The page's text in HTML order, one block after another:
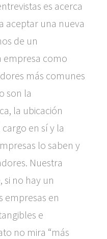
es acerca
aceptar una nueva
de un
empresa como
más comunes
son la
la ubicación
en sí y la
lo saben y
Nuestra
si no hay un
empresas en
e
no mira “más